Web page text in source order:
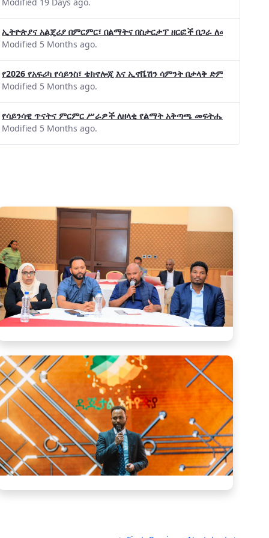
ኢትዮጵያና አልጄሪያ በምርምር፣ በልማትና በስታርታፕ ዘርፎች በጋራ ለመስራት መከሩ፡፡
Modified 5 Months ago.
የ2026 የአፍሪካ የሳይንስ፣ ቴክኖሎጂ እና ኢኖቬሽን ሳምንት በታላቅ ድምቀት
Modified 5 Months ago.
የሳይንሳዊ ጥናትና ምርምር ሥራዎች ለዘላቂ የልማት አቅጣጫ መፍትሔ ጠቋሚ
Modified 5 Months ago.